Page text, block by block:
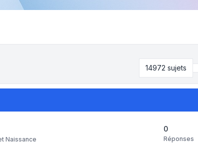
14972 sujets
Naissance
0
Réponses